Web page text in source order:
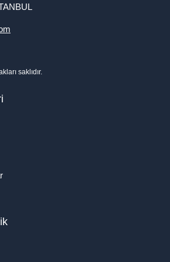
saklıdır.